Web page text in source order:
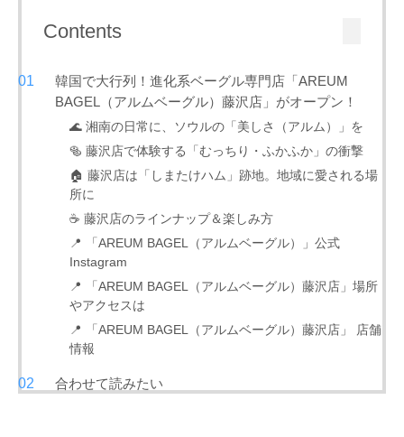
Contents
韓国で大行列！進化系ベーグル専門店「AREUM
BAGEL（アルムベーグル）藤沢店」がオープン！
🌊 湘南の日常に、ソウルの「美しさ（アルム）」を
🥯 藤沢店で体験する「むっちり・ふかふか」の衝撃
🏠 藤沢店は「しまたけハム」跡地。地域に愛される場
所に
☕ 藤沢店のラインナップ＆楽しみ方
📍 「AREUM BAGEL（アルムベーグル）」公式
Instagram
📍 「AREUM BAGEL（アルムベーグル）藤沢店」場所
やアクセスは
📍 「AREUM BAGEL（アルムベーグル）藤沢店」 店舗
情報
合わせて読みたい